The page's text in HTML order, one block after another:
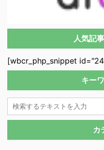
人気記
[wbcr_php_snippet
キー
カ